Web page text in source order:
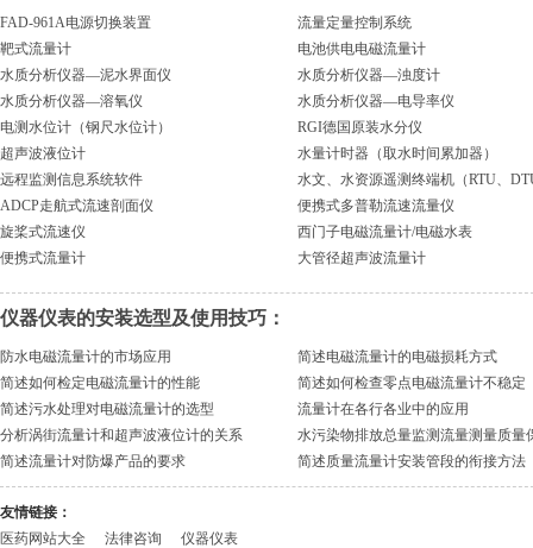
FAD-961A电源切换装置
流量定量控制系统
靶式流量计
电池供电电磁流量计
水质分析仪器—泥水界面仪
水质分析仪器—浊度计
水质分析仪器—溶氧仪
水质分析仪器—电导率仪
电测水位计（钢尺水位计）
RGI德国原装水分仪
超声波液位计
水量计时器（取水时间累加器）
远程监测信息系统软件
水文、水资源遥测终端机（RTU、
ADCP走航式流速剖面仪
便携式多普勒流速流量仪
旋桨式流速仪
西门子电磁流量计/电磁水表
便携式流量计
大管径超声波流量计
仪器仪表的安装选型及使用技巧：
防水电磁流量计的市场应用
简述电磁流量计的电磁损耗方式
简述如何检定电磁流量计的性能
简述如何检查零点电磁流量计不稳定
简述污水处理对电磁流量计的选型
流量计在各行各业中的应用
分析涡街流量计和超声波液位计的关系
水污染物排放总量监测流量测量质量
简述流量计对防爆产品的要求
简述质量流量计安装管段的衔接方法
友情链接：
医药网站大全
法律咨询
仪器仪表